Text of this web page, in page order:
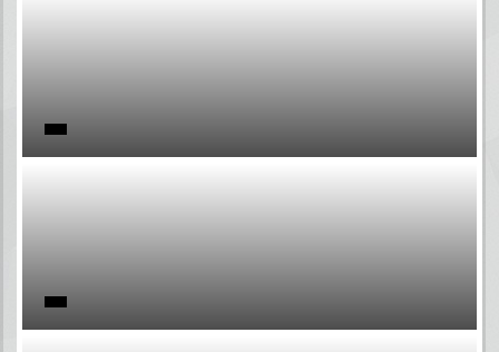
Por favor, aguarde...